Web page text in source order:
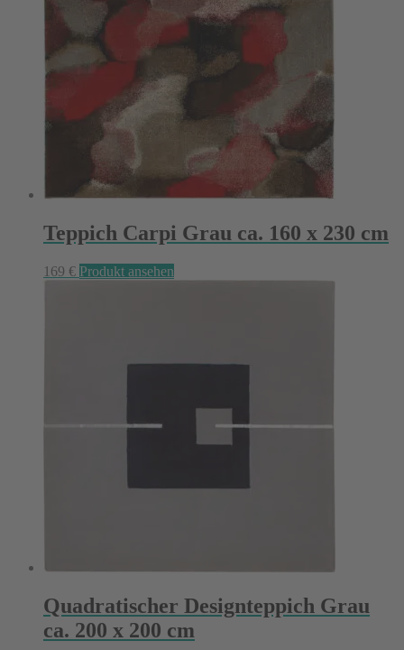
Teppich Carpi Grau ca. 160 x 230 cm
169 € Produkt ansehen
Quadratischer Designteppich Grau
ca. 200 x 200 cm